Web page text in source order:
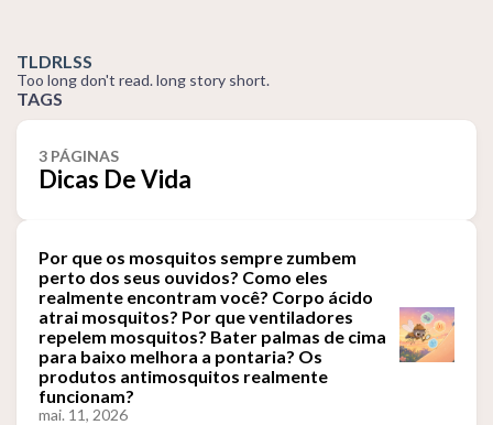
TLDRLSS
Too long don't read. long story short.
TAGS
3 PÁGINAS
Dicas De Vida
Por que os mosquitos sempre zumbem
perto dos seus ouvidos? Como eles
realmente encontram você? Corpo ácido
atrai mosquitos? Por que ventiladores
repelem mosquitos? Bater palmas de cima
para baixo melhora a pontaria? Os
produtos antimosquitos realmente
funcionam?
mai. 11, 2026